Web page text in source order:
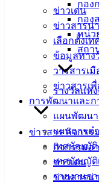
ข่าวเด่น
ข่าวสารน่
เลือกตั้งเท
ข้อมูลทาง
วารสารเ
ข่าวสารเ
การพัฒนาและก
แผนพัฒนา
แผนการด
เทศบัญญัติ
เทศบัญญัติ
รายงานก
กอง
กอง
หน่ว
สถา
รางวัลแห่
ข่าวสาร กิจกรร
กิจกรรมอ่
ข่าวเด่น
ข่าวสารน่
10 ก.ย. 2568 เตือน! ป
ต่าง ๆ ด้วยความระมั
02 ก.ย. 2568 ประกาศ
โครงการคัดกรองสุข
ประชาชน” ประจำปี
26 ส.ค. 2568 การโอน
ปีงบประมาณ พ.ศ
6 8
เทศบาล
เมืองอ่าง